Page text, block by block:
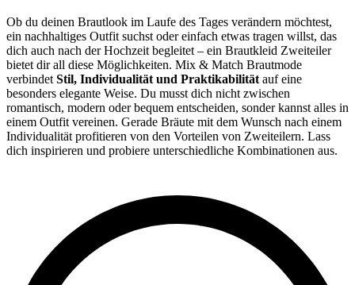
Ob du deinen Brautlook im Laufe des Tages verändern möchtest,
ein nachhaltiges Outfit suchst oder einfach etwas tragen willst, das
dich auch nach der Hochzeit begleitet – ein Brautkleid Zweiteiler
bietet dir all diese Möglichkeiten. Mix & Match Brautmode
verbindet Stil, Individualität und Praktikabilität auf eine
besonders elegante Weise. Du musst dich nicht zwischen
romantisch, modern oder bequem entscheiden, sonder kannst alles in
einem Outfit vereinen. Gerade Bräute mit dem Wunsch nach einem
Individualität profitieren von den Vorteilen von Zweiteilern. Lass
dich inspirieren und probiere unterschiedliche Kombinationen aus.